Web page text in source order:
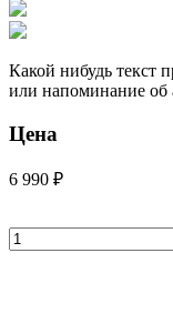
Какой нибудь текст
или напоминание об
Цена
6 990 ₽